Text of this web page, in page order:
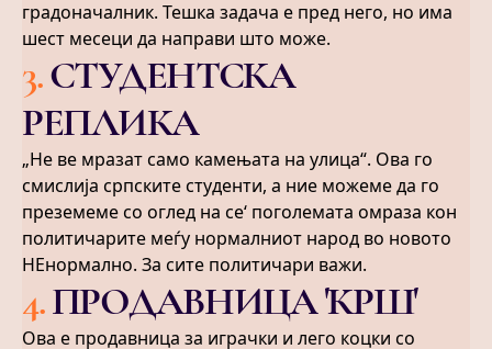
градоначалник. Тешка задача е пред него, но има
шест месеци да направи што може.
3.СТУДЕНТСКА
РЕПЛИКА
„Не ве мразат само камењата на улица“. Ова го
смислија српските студенти, а ние можеме да го
преземеме со оглед на се‘ поголемата омраза кон
политичарите меѓу нормалниот народ во новото
НЕнормално. За сите политичари важи.
4.ПРОДАВНИЦА 'КРШ'
Ова е продавница за играчки и лего коцки со